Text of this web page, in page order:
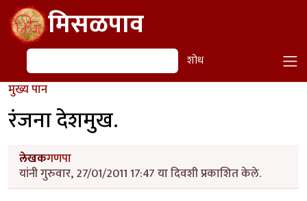
Skip to main contentमिसळपाव
शोध शोध
मुख्य पान
रंजना देशमुख.
लेखकगणपा
यांनी गुरुवार, 27/01/2011 17:47 या दिवशी प्रकाशित केले.